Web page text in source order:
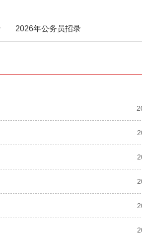
2026年公务员招录